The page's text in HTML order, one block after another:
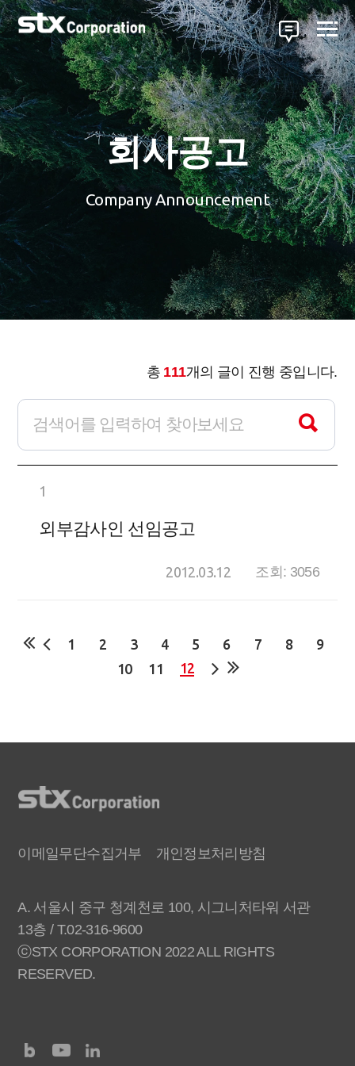
회사공고
Company Announcement
총 111개의 글이 진행 중입니다.
1
외부감사인 선임공고
2012.03.12 조회: 3056
1 2 3 4 5 6 7 8
9
10
11 12
이메일무단수집거부 개인정보처리방침
A. 서울시 중구 청계천로 100, 시그니처타워 서관
13층 / T.02-316-9600
ⓒSTX CORPORATION 2022 ALL RIGHTS
RESERVED.